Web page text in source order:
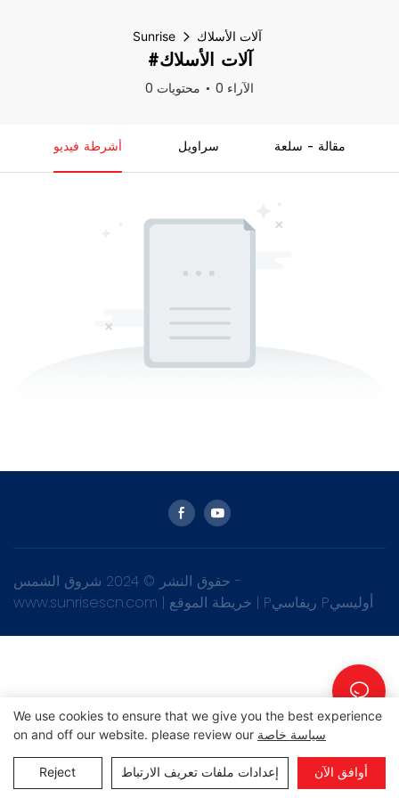
Sunrise آلات الأسلاك
#آلات الأسلاك
0 محتويات
0 الآراء
أشرطة فيديو سراويل مقالة - سلعة
حقوق النشر © 2024 شروق الشمس -
www.sunrisescn.com | | Pريفاسي Pأوليسي
We use cookies to ensure that we give you the best experience
on and off our website. please review our سياسة خاصة
Reject إعدادات ملفات تعريف الارتباط أوافق الآن